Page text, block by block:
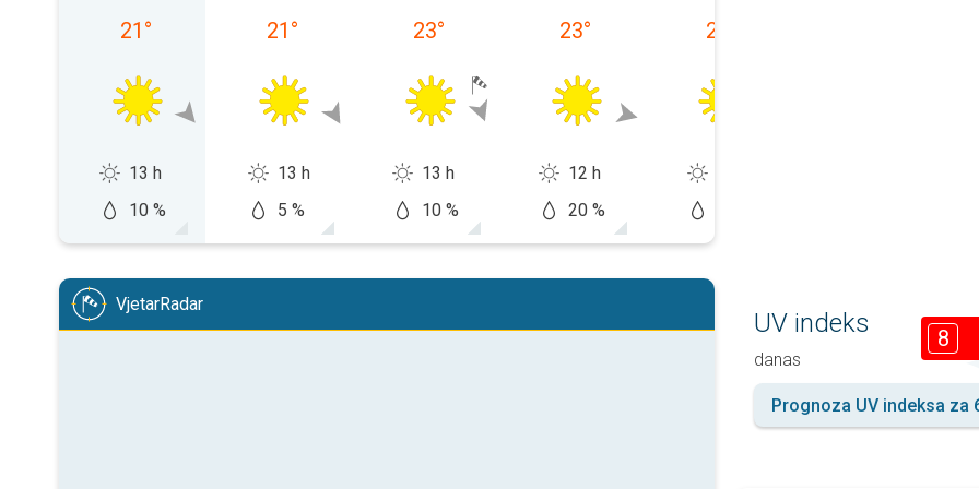
21 °
13 h
10 %
21 °
13 h
5 %
23°
13 h
10 %
23°
12 h
20 %
23
VjetarRadar
UV indeks
danas
8
Prognoza UV indeksa za